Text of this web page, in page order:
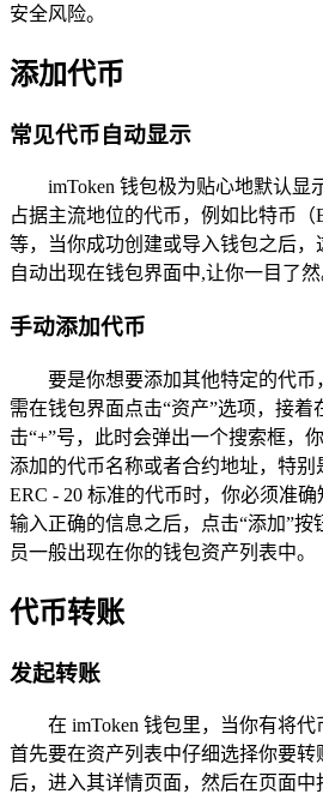
安全风险。
添加代币
常见代币自动显示
imToken 钱包极为贴心地默认显
占据主流地位的代币，例如比特币（
等，当你成功创建或导入钱包之后
自动出现在钱包界面中,让你一目了然
手动添加代币
要是你想要添加其他特定的代币
需在钱包界面点击“资产”选项，接
击“+”号，此时会弹出一个搜索框，
添加的代币名称或者合约地址，特
ERC - 20 标准的代币时，你必须准
输入正确的信息之后，点击“添加”按
员一般出现在你的钱包资产列表中。
代币转账
发起转账
在 imToken 钱包里，当你有将代
首先要在资产列表中仔细选择你要转
后，进入其详情页面，然后在页面中